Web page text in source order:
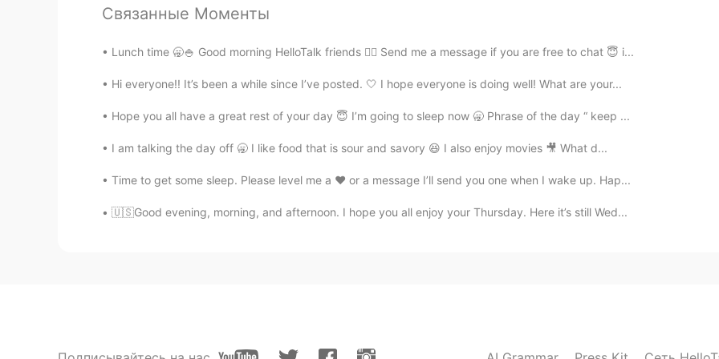
JUNE
I will test my self next week by watching Averagers in Japan lol
KR EN JP ES
50%
KR JP
Связанные Моменты
Lunch time 🥱🍚 Good morning HelloTalk friends 🙋‍♀️ Send me a message if you are free to chat 😇 i...
Hi everyone!! It’s been a while since I’ve posted. 🤍 I hope everyone is doing well! What are your...
Hope you all have a great rest of your day 😇 I’m going to sleep now 🥱 Phrase of the day “ keep ...
I am talking the day off 🥱 I like food that is sour and savory 😆 I also enjoy movies 🎥 What d...
Time to get some sleep. Please level me a ❤️ or a message I’ll send you one when I wake up. Hap...
🇺🇸Good evening, morning, and afternoon. I hope you all enjoy your Thursday. Here it’s still Wed...